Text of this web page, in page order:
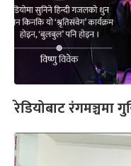
रेडियोबाट रंगमञ्चमा